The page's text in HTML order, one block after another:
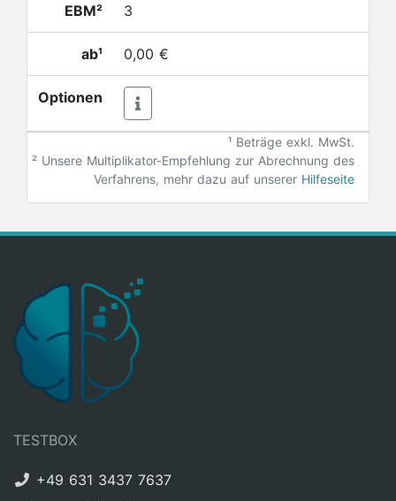
EBM² 3
ab¹ 0,00 €
Optionen
¹ Beträge exkl. MwSt.
² Unsere Multiplikator-Empfehlung zur Abrechnung des
Verfahrens, mehr dazu auf unserer Hilfeseite
TESTBOX
+49 631 3437 7637